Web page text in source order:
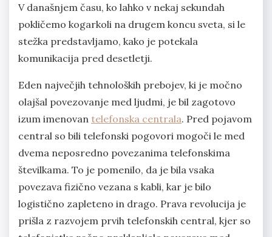
V današnjem času, ko lahko v nekaj sekundah
pokličemo kogarkoli na drugem koncu sveta, si le
stežka predstavljamo, kako je potekala
komunikacija pred desetletji.
Eden največjih tehnoloških prebojev, ki je močno
olajšal povezovanje med ljudmi, je bil zagotovo
izum imenovan telefonska centrala. Pred pojavom
central so bili telefonski pogovori mogoči le med
dvema neposredno povezanima telefonskima
številkama. To je pomenilo, da je bila vsaka
povezava fizično vezana s kabli, kar je bilo
logistično zapleteno in drago. Prava revolucija je
prišla z razvojem prvih telefonskih central, kjer so